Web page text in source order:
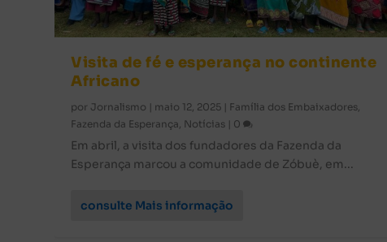
Visita de fé e esperança no continente
Africano
por Jornalismo | maio 12, 2025 | Família dos Embaixadores,
Fazenda da Esperança, Notícias | 0
Em abril, a visita dos fundadores da Fazenda da
Esperança marcou a comunidade de Zóbuè, em...
consulte Mais informação